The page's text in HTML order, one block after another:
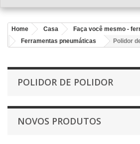
Home Casa
Faça você mesmo -
Ferramentas pneumáticas
Polidor
POLIDOR DE POLIDOR
NOVOS PRODUTOS